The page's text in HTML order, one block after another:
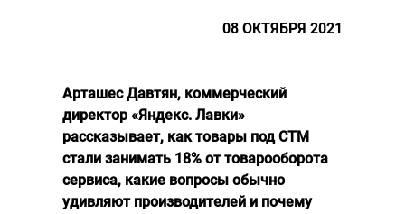
08 ОКТЯБРЯ 2021
Арташес Давтян, коммерческий
директор «Яндекс. Лавки»
рассказывает, как товары под СТМ
стали занимать 18% от товарооборота
сервиса, какие вопросы обычно
удивляют производителей и почему